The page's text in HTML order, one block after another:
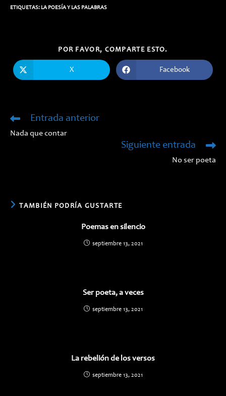
ETIQUETAS: LA POESÍA Y LAS PALABRAS
POR FAVOR, COMPARTE ESTO.
CONTENIDO
abre
X
Se
abre
Facebook
Leer
artículos
Entrada anterior
Nada que contar
Siguiente entrada
No ser poeta
TAMBIÉN PODRÍA GUSTARTE
Poemas en silencio
septiembre 13, 2021
Ser poeta, a veces
septiembre 13, 2021
La rebelión de los versos
septiembre 13, 2021